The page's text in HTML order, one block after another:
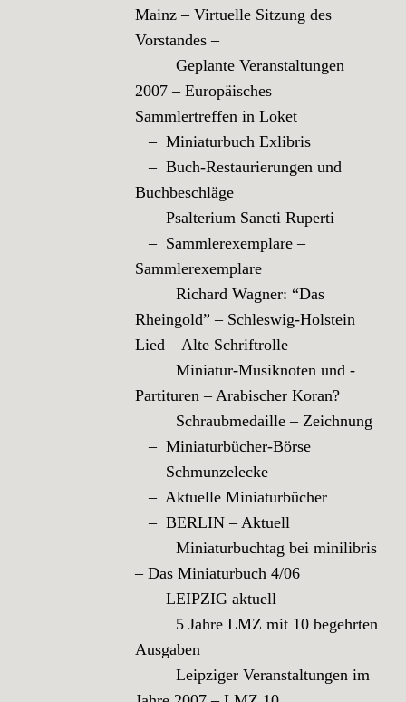
Mainz – Virtuelle Sitzung des
Vorstandes –
Geplante Veranstaltungen
2007 – Europäisches
Sammlertreffen in Loket
– Miniaturbuch Exlibris
– Buch-Restaurierungen und
Buchbeschläge
– Psalterium Sancti Ruperti
– Sammlerexemplare –
Sammlerexemplare
Richard Wagner: “Das
Rheingold” – Schleswig-Holstein
Lied – Alte Schriftrolle
Miniatur-Musiknoten und -
Partituren – Arabischer Koran?
Schraubmedaille – Zeichnung
– Miniaturbücher-Börse
– Schmunzelecke
– Aktuelle Miniaturbücher
– BERLIN – Aktuell
Miniaturbuchtag bei minilibris
– Das Miniaturbuch 4/06
– LEIPZIG aktuell
5 Jahre LMZ mit 10 begehrten
Ausgaben
Leipziger Veranstaltungen im